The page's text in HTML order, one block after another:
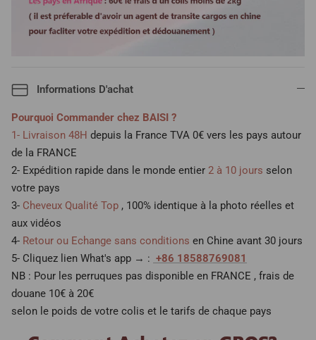
Informations D'achat
Pourquoi Commander chez BAISI ?
1- Livraison 48H depuis la France TVA 0€ vers les pays autour
de la FRANCE
2- Expédition rapide dans le monde entier 2 à 10 jours selon
votre pays
3- Cheveux Qualité Top , 100% identique à la photo réelles et
aux vidéos
4- Retour ou Echange sans conditions en Chine avant 30 jours
5- Cliquez lien What's app → : +86 18588769081
NB : Pour les perruques pas disponible en FRANCE , frais de
douane 10€ à 20€
selon le poids de votre colis et le tarifs de chaque pays